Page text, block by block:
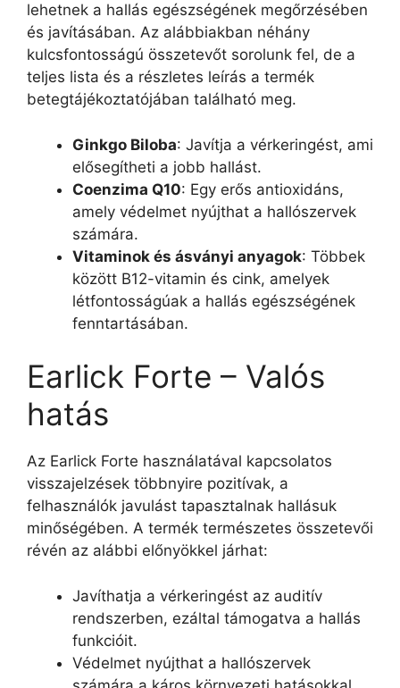
lehetnek a hallás egészségének megőrzésében
és javításában. Az alábbiakban néhány
kulcsfontosságú összetevőt sorolunk fel, de a
teljes lista és a részletes leírás a termék
betegtájékoztatójában található meg.
Ginkgo Biloba: Javítja a vérkeringést, ami
elősegítheti a jobb hallást.
Coenzima Q10: Egy erős antioxidáns,
amely védelmet nyújthat a hallószervek
számára.
Vitaminok és ásványi anyagok: Többek
között B12-vitamin és cink, amelyek
létfontosságúak a hallás egészségének
fenntartásában.
Earlick Forte – Valós
hatás
Az Earlick Forte használatával kapcsolatos
visszajelzések többnyire pozitívak, a
felhasználók javulást tapasztalnak hallásuk
minőségében. A termék természetes összetevői
révén az alábbi előnyökkel járhat:
Javíthatja a vérkeringést az auditív
rendszerben, ezáltal támogatva a hallás
funkcióit.
Védelmet nyújthat a hallószervek